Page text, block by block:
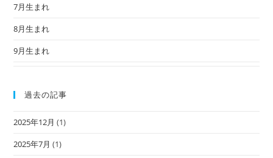
7月生まれ
8月生まれ
9月生まれ
過去の記事
2025年12月 (1)
2025年7月 (1)